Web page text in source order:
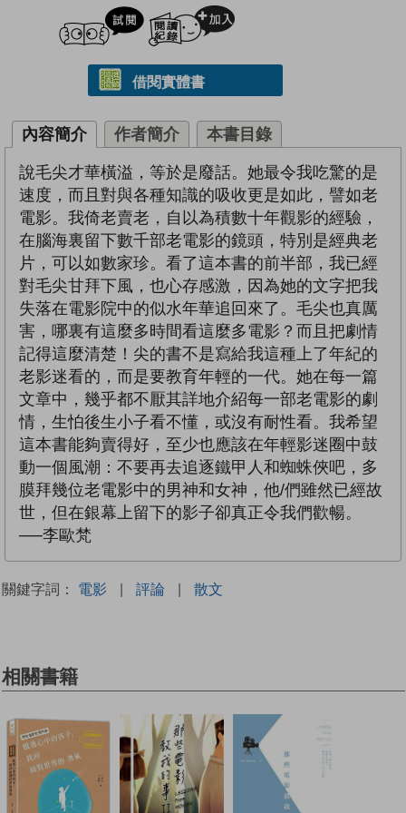
試閲
借閱實體書
內容簡介 作者簡介 本書目錄
說毛尖才華橫溢，等於是廢話。她最令我吃驚的是
速度，而且對與各種知識的吸收更是如此，譬如老
電影。我倚老賣老，自以為積數十年觀影的經驗，
在腦海裏留下數千部老電影的鏡頭，特別是經典老
片，可以如數家珍。看了這本書的前半部，我已經
對毛尖甘拜下風，也心存感激，因為她的文字把我
失落在電影院中的似水年華追回來了。毛尖也真厲
害，哪裏有這麼多時間看這麼多電影？而且把劇情
記得這麼清楚！尖的書不是寫給我這種上了年紀的
老影迷看的，而是要教育年輕的一代。她在每一篇
文章中，幾乎都不厭其詳地介紹每一部老電影的劇
情，生怕後生小子看不懂，或沒有耐性看。我希望
這本書能夠賣得好，至少也應該在年輕影迷圈中鼓
動一個風潮：不要再去追逐鐵甲人和蜘蛛俠吧，多
膜拜幾位老電影中的男神和女神，他/們雖然已經故
世，但在銀幕上留下的影子卻真正令我們歡暢。
──李歐梵
關鍵字詞： 電影 | 評論 | 散文
相關書籍